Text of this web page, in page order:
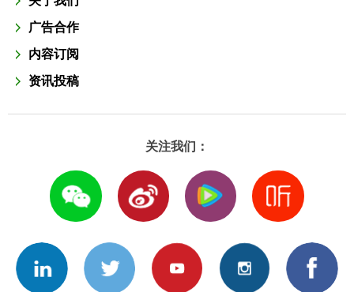
广告合作
内容订阅
资讯投稿
关注我们：